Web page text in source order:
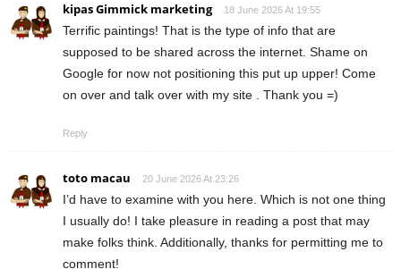
kipas Gimmick marketing 18 June 2026 At 19:55
Terrific paintings! That is the type of info that are
supposed to be shared across the internet. Shame on
Google for now not positioning this put up upper! Come
on over and talk over with my site . Thank you =)
Reply
toto macau 20 June 2026 At 23:26
I’d have to examine with you here. Which is not one thing
I usually do! I take pleasure in reading a post that may
make folks think. Additionally, thanks for permitting me to
comment!